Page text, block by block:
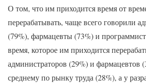
О том, что им приходится время от
перерабатывать, чаще всего говорили
(79%), фармацевты (73%) и
время, которое им приходится
администраторов (29%) и фармацевтов
среднему по рынку труда (28%), а у